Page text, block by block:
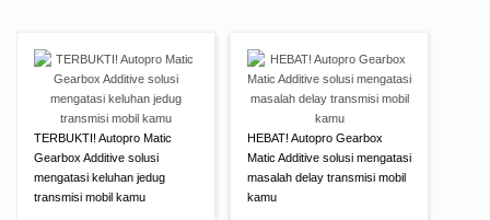
TERBUKTI! Autopro Matic
Gearbox Additive solusi
mengatasi keluhan jedug
transmisi mobil kamu
HEBAT! Autopro Gearbox
Matic Additive solusi mengatasi
masalah delay transmisi mobil
kamu